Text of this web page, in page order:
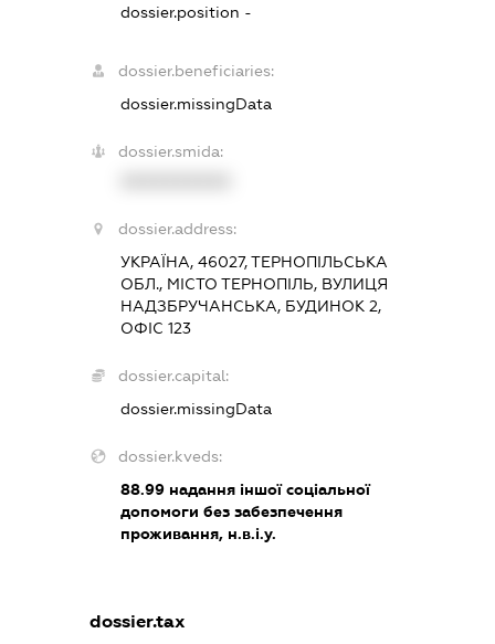
dossier.position -
dossier.beneficiaries:
dossier.missingData
dossier.smida:
dossier.address:
УКРАЇНА, 46027, ТЕРНОПІЛЬСЬКА
ОБЛ., МІСТО ТЕРНОПІЛЬ, ВУЛИЦЯ
НАДЗБРУЧАНСЬКА, БУДИНОК 2,
ОФІС 123
dossier.capital:
dossier.missingData
dossier.kveds:
88.99 надання іншої соціальної
допомоги без забезпечення
проживання, н.в.і.у.
dossier.tax